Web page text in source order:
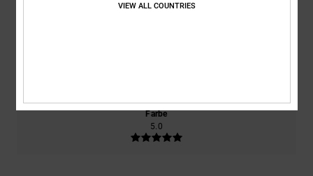
Farbe
5.0
VIEW ALL COUNTRIES